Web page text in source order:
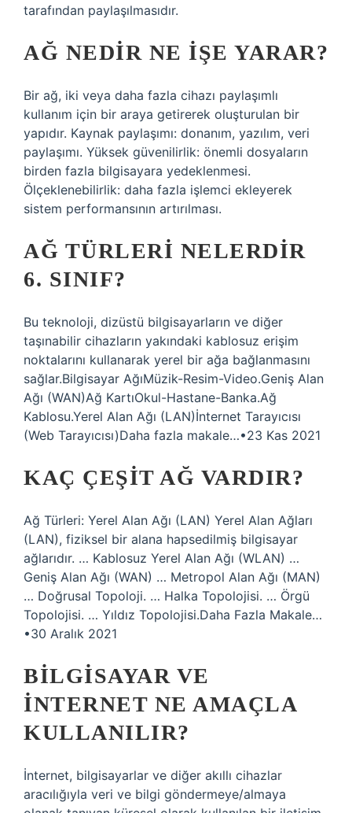
tarafından paylaşılmasıdır.
AĞ NEDIR NE IŞE YARAR?
Bir ağ, iki veya daha fazla cihazı paylaşımlı
kullanım için bir araya getirerek oluşturulan bir
yapıdır. Kaynak paylaşımı: donanım, yazılım, veri
paylaşımı. Yüksek güvenilirlik: önemli dosyaların
birden fazla bilgisayara yedeklenmesi.
Ölçeklenebilirlik: daha fazla işlemci ekleyerek
sistem performansının artırılması.
AĞ TÜRLERI NELERDIR
6. SINIF?
Bu teknoloji, dizüstü bilgisayarların ve diğer
taşınabilir cihazların yakındaki kablosuz erişim
noktalarını kullanarak yerel bir ağa bağlanmasını
sağlar.Bilgisayar AğıMüzik-Resim-Video.Geniş Alan
Ağı (WAN)Ağ KartıOkul-Hastane-Banka.Ağ
Kablosu.Yerel Alan Ağı (LAN)İnternet Tarayıcısı
(Web Tarayıcısı)Daha fazla makale…•23 Kas 2021
KAÇ ÇEŞIT AĞ VARDIR?
Ağ Türleri: Yerel Alan Ağı (LAN) Yerel Alan Ağları
(LAN), fiziksel bir alana hapsedilmiş bilgisayar
ağlarıdır. … Kablosuz Yerel Alan Ağı (WLAN) …
Geniş Alan Ağı (WAN) … Metropol Alan Ağı (MAN)
… Doğrusal Topoloji. … Halka Topolojisi. … Örgü
Topolojisi. … Yıldız Topolojisi.Daha Fazla Makale…
•30 Aralık 2021
BILGISAYAR VE
INTERNET NE AMAÇLA
KULLANILIR?
İnternet, bilgisayarlar ve diğer akıllı cihazlar
aracılığıyla veri ve bilgi göndermeye/almaya